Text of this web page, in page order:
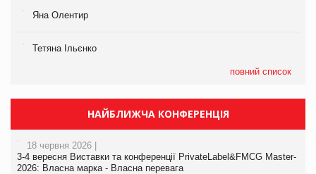
Яна Олентир
Тетяна Ільєнко
повний список
НАЙБЛИЖЧА КОНФЕРЕНЦІЯ
18 червня 2026 |
3-4 вересня Виставки та конференції PrivateLabel&FMCG Master-
2026: Власна марка - Власна перевага